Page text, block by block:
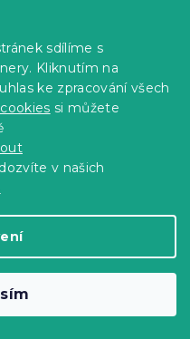
sdílíme s
Kliknutím na
ke zpracování všech
si můžete
v našich
cm bílá,
Do Košíku